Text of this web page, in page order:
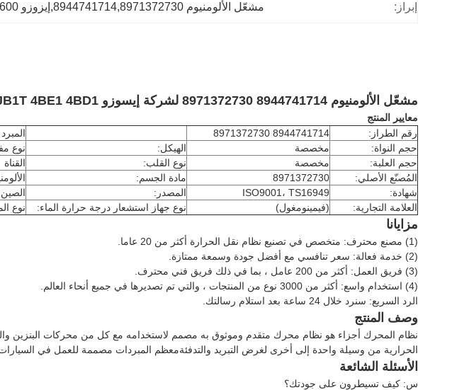
إبراز: مشعّل الألومنيوم 8944741714,8971372730,إيزوزو 600 بي
مشعّل الألومنيوم 8944741714 8971372730 لشركة إيسوزو NHR 600P 4JB1T 4BE1 4BD1
معايير المنتج
رقم الطراز:
8944741714 8971372730
حجم النواة:
مخصصة الهيكل:
نوع
حجم العلبة:
مخصصة نوع القلب:
القناة
المُصنّع الأصلي:
8971372730 مادة الجسم:
شهادة:
ISO9001، TS16949 المصدر:
الصين
العلامة التجارية:
(فيمينومغول) نوع جهاز استشعار درجة حرارة الماء: نوع
مزايانا
(1) مصنع محترف: متخصص في تصنيع نظام نقل الحرارة أكثر من 20 عاما.
(2) خدمة فعالة: سعر تنافسي مع أفضل جودة وسمعة ممتازة.
(3) فريق العمل: أكثر من 200 عامل ، بما في ذلك فريق فني محترف.
(4) استخدام واسع: أكثر من 3000 نوع من المنتجات ، والتي تم تصديرها في جميع أنحاء العالم.
الرد السريع: سنرد خلال 24 ساعة بعد استلام رسالتك.
وصف المنتج
الحرارية من وسيلة واحدة إلى أخرى لغرض التبريد والتدفئةمعظم المبردات مصممة للعمل في السيارات
الأسئلة الشائعة
س: كيف تسيطرون على جودتك؟